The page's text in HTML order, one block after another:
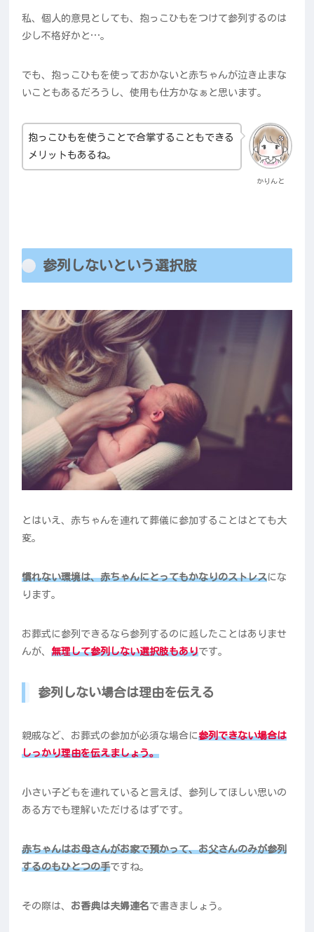
私、個人的意見としても、抱っこひもをつけて参列するのは
少し不格好かと…。
でも、抱っこひもを使っておかないと赤ちゃんが泣き止まな
いこともあるだろうし、使用も仕方かなぁと思います。
かりんと
抱っこひもを使うことで合掌することもできる
メリットもあるね。
参列しないという選択肢
とはいえ、赤ちゃんを連れて葬儀に参加することはとても大
変。
慣れない環境は、赤ちゃんにとってもかなりのストレスにな
ります。
お葬式に参列できるなら参列するのに越したことはありませ
んが、無理して参列しない選択肢もありです。
参列しない場合は理由を伝える
親戚など、お葬式の参加が必須な場合に参列できない場合は
しっかり理由を伝えましょう。
小さい子どもを連れていると言えば、参列してほしい思いの
ある方でも理解いただけるはずです。
赤ちゃんはお母さんがお家で預かって、お父さんのみが参列
するのもひとつの手ですね。
その際は、 お香典は夫婦連名で書きましょう。